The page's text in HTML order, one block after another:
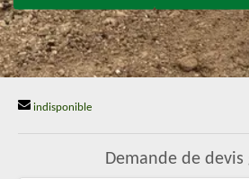
indisponible
Demande de